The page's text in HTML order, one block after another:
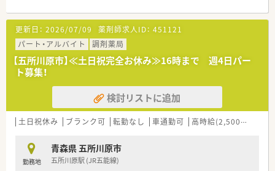
ています。
奨学金制度、インターンシップ、薬学実務実習がある他、
管理薬剤師、エリアマネージャーへのキャリアアップの幅広いフ
ィールもご用意！
☆【ライフスタイルに合わせて働ける】
24時間開局の店舗やドライブスルー設置店舗など、地域に必要
とされるサービスを率先して行っているため、
相談しやすい環境です♪
☆【男女問わず子育て中の方も活躍中】
子育て中の方が多く活躍しているため、子育てしながら働くこと
に対して理解がある環境です。
☆【最新機材充実で効率よい業務】
robo-pickなどの最新調剤機器を取り入れ、業務の効率化を図っ
ています。
更新日： 2026/07/09 薬剤師求人ID： 451121
パート・アルバイト
調剤薬局
【五所川原市】≪土日祝完全お休み≫16時まで 週4日パー
ト募集！
検討リストに追加
土日祝休み ブランク可 転勤なし 車通勤可 高時給(2,500円以上)
勤務地
青森県 五所川原市
五所川原駅 (JR五能線)